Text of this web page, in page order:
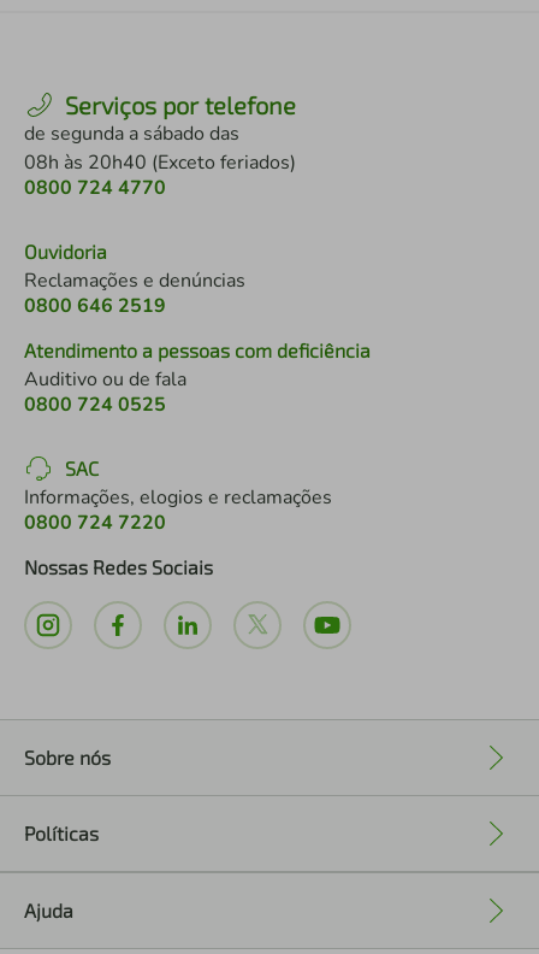
Serviços por telefone
de segunda a sábado das
08h às 20h40 (Exceto feriados)
0800 724 4770
Ouvidoria
Reclamações e denúncias
0800 646 2519
Atendimento a pessoas com deficiência
Auditivo ou de fala
0800 724 0525
SAC
Informações, elogios e reclamações
0800 724 7220
Nossas Redes Sociais
Sobre nós
Políticas
Ajuda